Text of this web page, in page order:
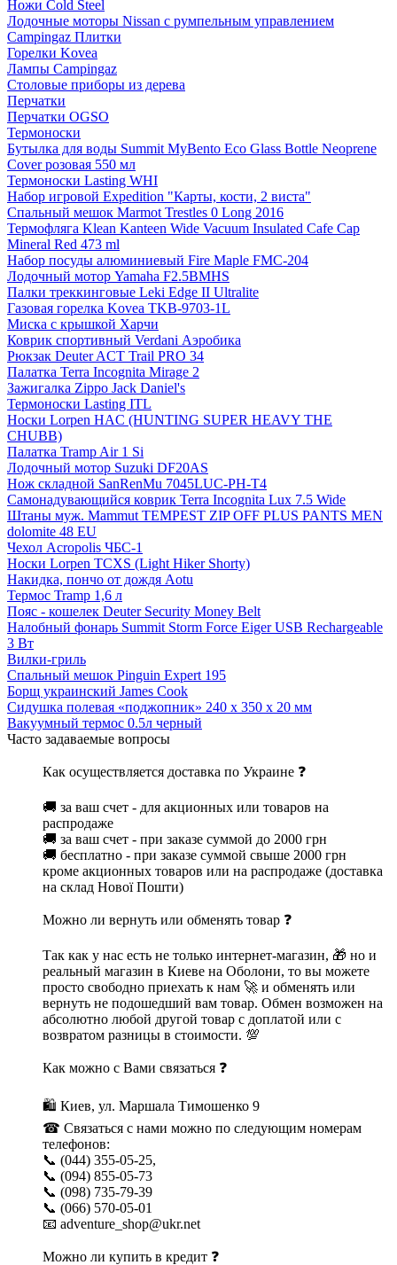
Ножи Cold Steel
Лодочные моторы Nissan с румпельным управлением
Campingaz Плитки
Горелки Kovea
Лампы Campingaz
Столовые приборы из дерева
Перчатки
Перчатки OGSO
Термоноски
Бутылка для воды Summit MyBento Eco Glass Bottle Neoprene
Cover розовая 550 мл
Термоноски Lasting WHI
Набор игровой Expedition "Карты, кости, 2 виста"
Спальный мешок Marmot Trestles 0 Long 2016
Термофляга Klean Kanteen Wide Vacuum Insulated Cafe Cap
Mineral Red 473 ml
Набор посуды алюминиевый Fire Maple FMC-204
Лодочный мотор Yamaha F2.5BMHS
Палки треккинговые Leki Edge II Ultralite
Газовая горелка Kovea TKB-9703-1L
Миска с крышкой Харчи
Коврик спортивный Verdani Аэробика
Рюкзак Deuter ACT Trail PRO 34
Палатка Terra Incognita Mirage 2
Зажигалка Zippo Jack Daniel's
Термоноски Lasting ITL
Носки Lorpen HAC (HUNTING SUPER HEAVY THE
CHUBB)
Палатка Tramp Air 1 Si
Лодочный мотор Suzuki DF20AS
Нож складной SanRenMu 7045LUC-PH-T4
Самонадувающийся коврик Terra Incognita Lux 7.5 Wide
Штаны муж. Mammut TEMPEST ZIP OFF PLUS PANTS MEN
dolomite 48 EU
Чехол Acropolis ЧБС-1
Носки Lorpen TCXS (Light Hiker Shorty)
Накидка, пончо от дождя Aotu
Термос Tramp 1,6 л
Пояс - кошелек Deuter Security Money Belt
Налобный фонарь Summit Storm Force Eiger USB Rechargeable
3 Вт
Вилки-гриль
Спальный мешок Pinguin Expert 195
Борщ украинский James Cook
Сидушка полевая «поджопник» 240 x 350 х 20 мм
Вакуумный термос 0.5л черный
Часто задаваемые вопросы
Как осуществляется доставка по Украине ❓
🚚 за ваш счет - для акционных или товаров на
распродаже
🚚 за ваш счет - при заказе суммой до 2000 грн
🚚 бесплатно - при заказе суммой свыше 2000 грн
кроме акционных товаров или на распродаже (доставка
на склад Нової Пошти)
Можно ли вернуть или обменять товар ❓
Так как у нас есть не только интернет-магазин, 🎁 но и
реальный магазин в Киеве на Оболони, то вы можете
просто свободно приехать к нам 🚀 и обменять или
вернуть не подошедший вам товар. Обмен возможен на
абсолютно любой другой товар с доплатой или с
возвратом разницы в стоимости. 💯
Как можно с Вами связаться ❓
🛍 Киев, ул. Маршала Тимошенко 9
☎ Связаться с нами можно по следующим номерам
телефонов:
📞 (044) 355-05-25,
📞 (094) 855-05-73
📞 (098) 735-79-39
📞 (066) 570-05-01
📧 adventure_shop@ukr.net
Можно ли купить в кредит ❓